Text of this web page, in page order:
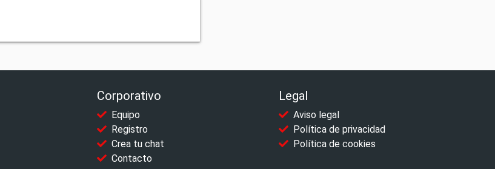
Corporativo
Equipo
Registro
Crea tu chat
Contacto
Legal
Aviso legal
Política de privacidad
Política de cookies